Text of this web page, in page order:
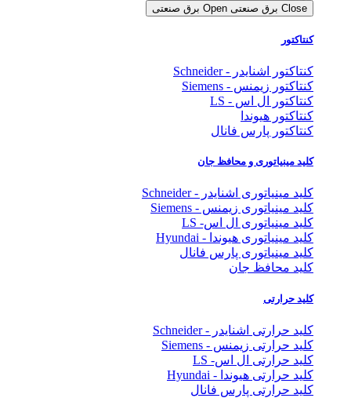
Close برق صنعتی Open برق صنعتی
کنتاکتور
کنتاکتور اشنایدر - Schneider
کنتاکتور زیمنس - Siemens
کنتاکتور ال اس - LS
کنتاکتور هیوندا
کنتاکتور پارس فانال
کلید مینیاتوری و محافظ جان
کلید مینیاتوری اشنایدر - Schneider
کلید مینیاتوری زیمنس - Siemens
کلید مینیاتوری ال اس- LS
کلید مینیاتوری هیوندا - Hyundai
کلید مینیاتوری پارس فانال
کلید محافظ جان
کلید حرارتی
کلید حرارتی اشنایدر - Schneider
کلید حرارتی زیمنس - Siemens
کلید حرارتی ال اس- LS
کلید حرارتی هیوندا - Hyundai
کلید حرارتی پارس فانال